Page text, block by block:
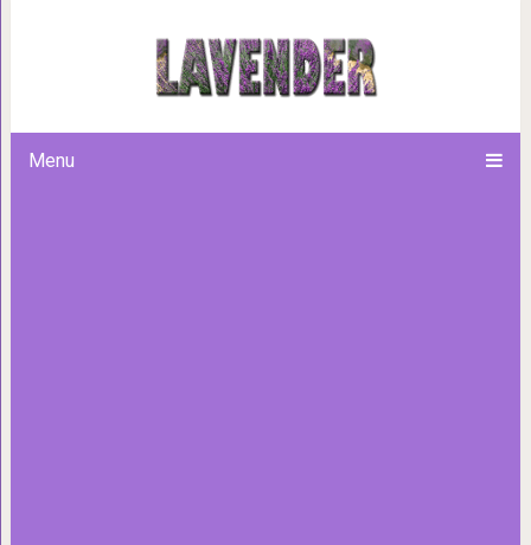
Menu
Косточки на ногах: эти 4
выведут соли и